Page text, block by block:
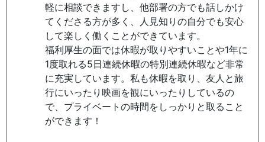
軽に相談できますし、他部署の方でも話しかけ
てくださる方が多く、人見知りの自分でも安心
して楽しく働くことができています。
福利厚生の面では休暇が取りやすいことや1年に
1度取れる5日連続休暇の特別連続休暇など非常
に充実しています。私も休暇を取り、友人と旅
行にいったり映画を観にいったりしているの
で、プライベートの時間をしっかりと取ること
ができます！